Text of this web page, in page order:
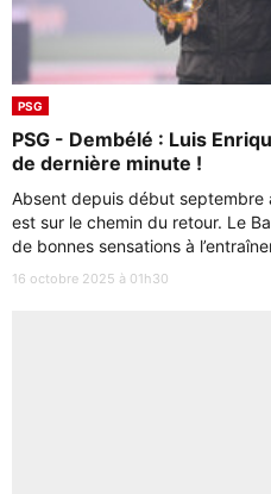
PSG
PSG - Dembélé : Luis
de dernière minute !
Absent depuis début septembre
est sur le chemin du retour. Le
de bonnes sensations à
16 octobre 2025 à 01h30